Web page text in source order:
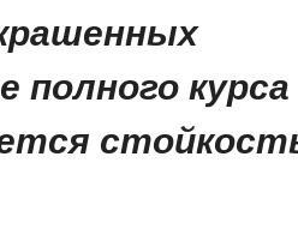
полного курса